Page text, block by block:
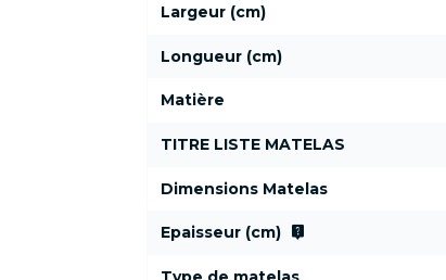
Largeur (cm)
Longueur (cm)
Matière
TITRE LISTE MATELAS
Dimensions Matelas
Epaisseur (cm) live_help